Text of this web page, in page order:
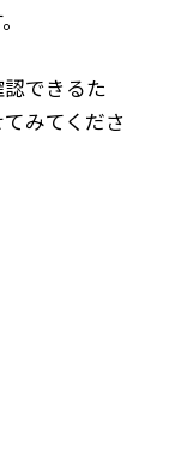
できるた
みてくださ